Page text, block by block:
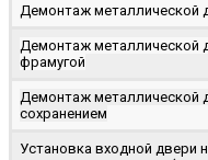
Демонтаж металлической
Демонтаж металлической
фрамугой
Демонтаж металлической
сохранением
Установка входной двери